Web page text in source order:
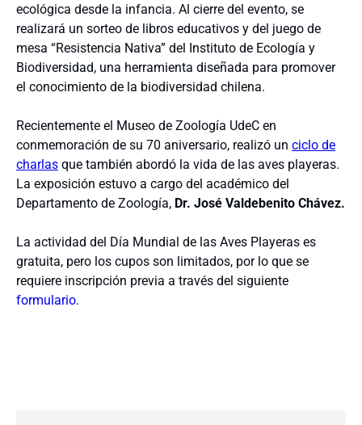
ecológica desde la infancia. Al cierre del evento, se
realizará un sorteo de libros educativos y del juego de
mesa “Resistencia Nativa” del Instituto de Ecología y
Biodiversidad, una herramienta diseñada para promover
el conocimiento de la biodiversidad chilena.
Recientemente el Museo de Zoología UdeC en
conmemoración de su 70 aniversario, realizó un ciclo de
charlas que también abordó la vida de las aves playeras.
La exposición estuvo a cargo del académico del
Departamento de Zoología, Dr. José Valdebenito Chávez.
La actividad del Día Mundial de las Aves Playeras es
gratuita, pero los cupos son limitados, por lo que se
requiere inscripción previa a través del siguiente
formulario.